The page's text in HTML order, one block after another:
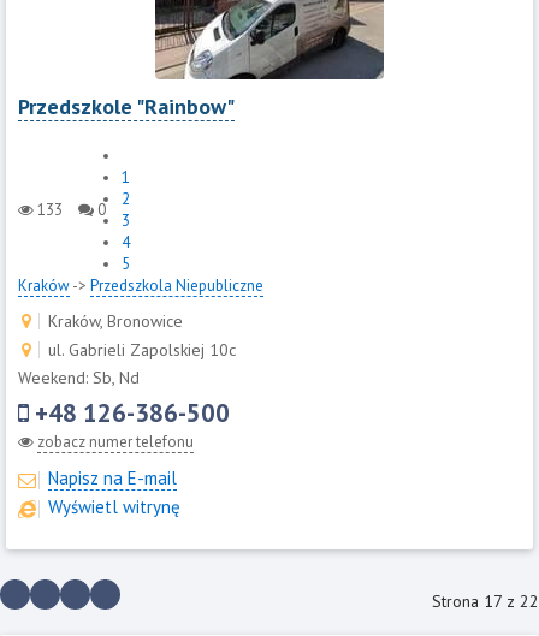
Przedszkole "Rainbow"
133 0
1
2
3
4
5
Kraków-> Przedszkola Niepubliczne
Kraków, Bronowice
ul. Gabrieli Zapolskiej 10c
Weekend: Sb, Nd
+48 126-386-500
zobacz numer telefonu
Napisz na E-mail
Wyświetl witrynę
Strona 17 z 22